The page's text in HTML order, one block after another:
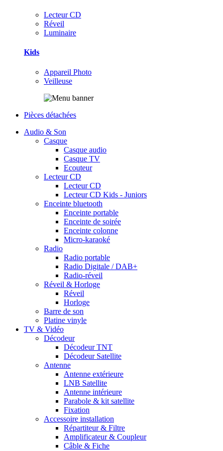
Lecteur CD
Réveil
Luminaire
Kids
Appareil Photo
Veilleuse
Pièces détachées
Audio & Son
Casque
Casque audio
Casque TV
Ecouteur
Lecteur CD
Lecteur CD
Lecteur CD Kids - Juniors
Enceinte bluetooth
Enceinte portable
Enceinte de soirée
Enceinte colonne
Micro-karaoké
Radio
Radio portable
Radio Digitale / DAB+
Radio-réveil
Réveil & Horloge
Réveil
Horloge
Barre de son
Platine vinyle
TV & Vidéo
Décodeur
Décodeur TNT
Décodeur Satellite
Antenne
Antenne extérieure
LNB Satellite
Antenne intérieure
Parabole & kit satellite
Fixation
Accessoire installation
Répartiteur & Filtre
Amplificateur & Coupleur
Câble & Fiche